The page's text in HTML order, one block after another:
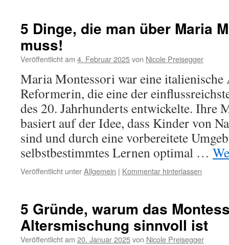
5 Dinge, die man über Maria
muss!
Veröffentlicht am 4. Februar 2025von Nicole Preisegger
Maria Montessori war eine italienische
Reformerin, die eine der
des 20. Jahrhunderts entwickelte. Ihre
basiert auf der Idee, dass Kinder von
sind und durch eine vorbereitete
selbstbestimmtes Lernen optimal …
Veröffentlicht unterAllgemein | Kommentar hinterlassen
5 Gründe, warum das
Altersmischung sinnvoll ist
Veröffentlicht am 20. Januar 2025von Nicole Preisegger